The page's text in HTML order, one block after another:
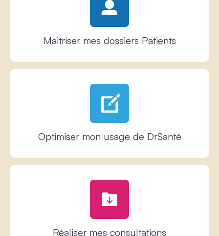
Maitriser mes dossiers Patients
Optimiser mon usage de DrSanté
Réaliser mes consultations